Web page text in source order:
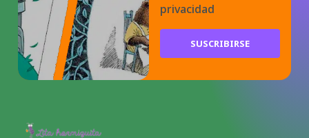
privacidad
SUSCRIBIRSE